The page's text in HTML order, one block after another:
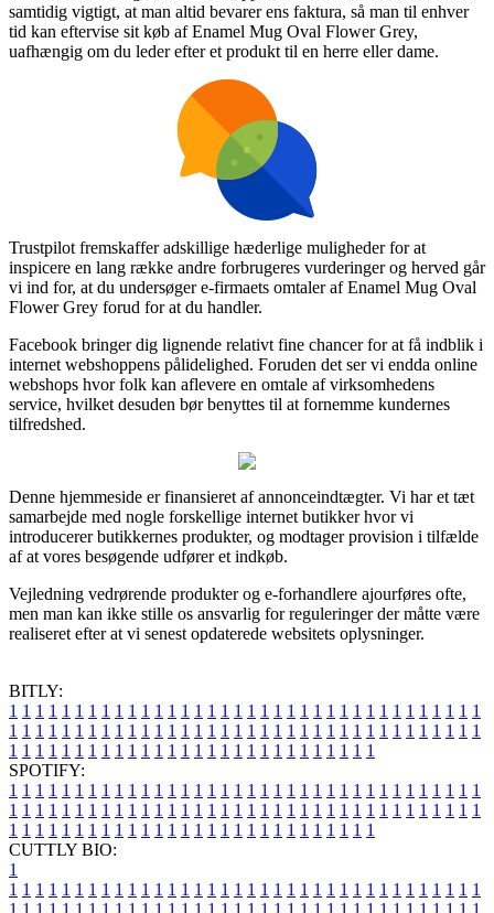
samtidig vigtigt, at man altid bevarer ens faktura, så man til enhver
tid kan eftervise sit køb af Enamel Mug Oval Flower Grey,
uafhængig om du leder efter et produkt til en herre eller dame.
Trustpilot fremskaffer adskillige hæderlige muligheder for at
inspicere en lang række andre forbrugeres vurderinger og herved går
vi ind for, at du undersøger e-firmaets omtaler af Enamel Mug Oval
Flower Grey forud for at du handler.
Facebook bringer dig lignende relativt fine chancer for at få indblik i
internet webshoppens pålidelighed. Foruden det ser vi endda online
webshops hvor folk kan aflevere en omtale af virksomhedens
service, hvilket desuden bør benyttes til at fornemme kundernes
tilfredshed.
Denne hjemmeside er finansieret af annonceindtægter. Vi har et tæt
samarbejde med nogle forskellige internet butikker hvor vi
introducerer butikkernes produkter, og modtager provision i tilfælde
af at vores besøgende udfører et indkøb.
Vejledning vedrørende produkter og e-forhandlere ajourføres ofte,
men man kan ikke stille os ansvarlig for reguleringer der måtte være
realiseret efter at vi senest opdaterede websitets oplysninger.
BITLY:
1 1 1 1 1 1 1 1 1 1 1 1 1 1 1 1 1 1 1 1 1 1 1 1 1 1 1 1 1 1 1 1 1 1 1 1
1 1 1 1 1 1 1 1 1 1 1 1 1 1 1 1 1 1 1 1 1 1 1 1 1 1 1 1 1 1 1 1 1 1 1 1
1 1 1 1 1 1 1 1 1 1 1 1 1 1 1 1 1 1 1 1 1 1 1 1 1 1 1 1
SPOTIFY:
1 1 1 1 1 1 1 1 1 1 1 1 1 1 1 1 1 1 1 1 1 1 1 1 1 1 1 1 1 1 1 1 1 1 1 1
1 1 1 1 1 1 1 1 1 1 1 1 1 1 1 1 1 1 1 1 1 1 1 1 1 1 1 1 1 1 1 1 1 1 1 1
1 1 1 1 1 1 1 1 1 1 1 1 1 1 1 1 1 1 1 1 1 1 1 1 1 1 1 1
CUTTLY BIO:
1
1 1 1 1 1 1 1 1 1 1 1 1 1 1 1 1 1 1 1 1 1 1 1 1 1 1 1 1 1 1 1 1 1 1 1 1
1 1 1 1 1 1 1 1 1 1 1 1 1 1 1 1 1 1 1 1 1 1 1 1 1 1 1 1 1 1 1 1 1 1 1 1